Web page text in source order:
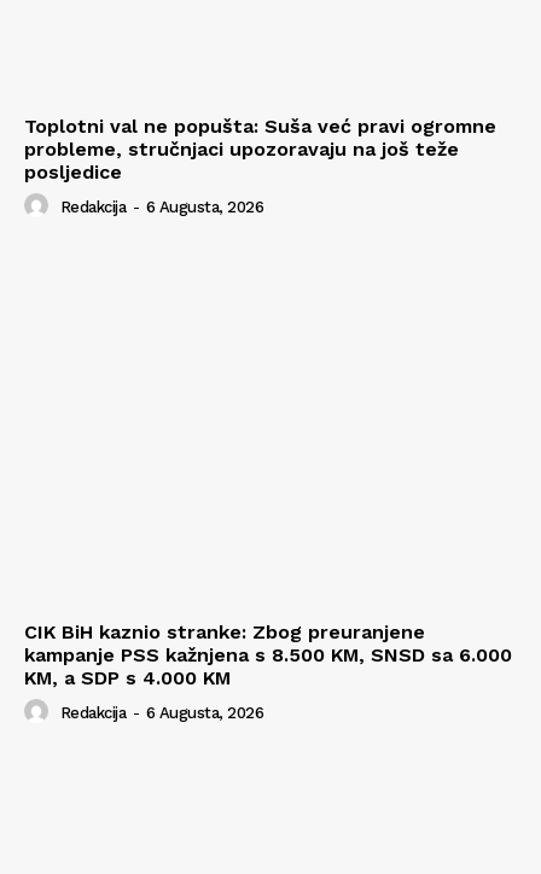
Toplotni val ne popušta: Suša već pravi ogromne
probleme, stručnjaci upozoravaju na još teže
posljedice
Redakcija - 6 Augusta, 2026
CIK BiH kaznio stranke: Zbog preuranjene
kampanje PSS kažnjena s 8.500 KM, SNSD sa 6.000
KM, a SDP s 4.000 KM
Redakcija - 6 Augusta, 2026